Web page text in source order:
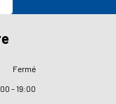
Fermé
00 - 19:00